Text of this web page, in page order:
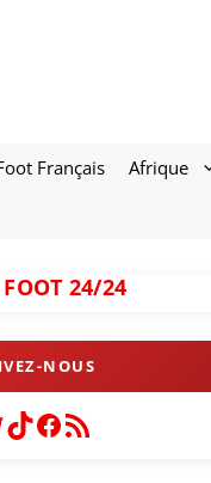
Français Afrique
24/24
TikTok
Facebook
Flux RSS